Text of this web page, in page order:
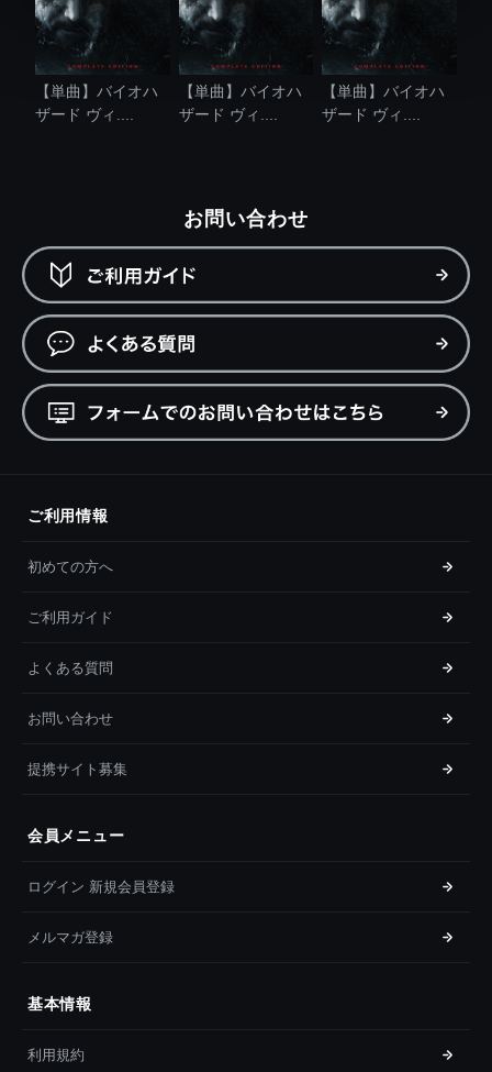
【単曲】バイオハ
ザード ヴィ....
【単曲】バイオハ
ザード ヴィ....
【単曲】バイオハ
ザード ヴィ....
お問い合わせ
ご利用情報
初めての方へ
ご利用ガイド
よくある質問
お問い合わせ
提携サイト募集
会員メニュー
ログイン 新規会員登録
メルマガ登録
基本情報
利用規約